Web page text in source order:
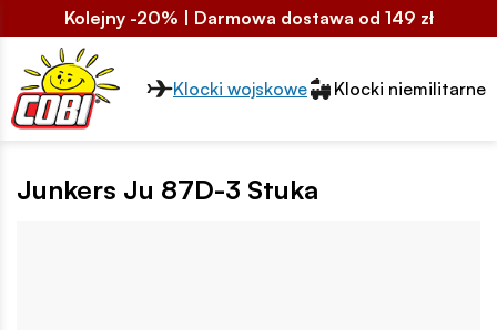
Kolejny -20% | Darmowa dostawa od 149 zł
Przełącznik segmentów2
Klocki wojskowe Klocki niemilitarne
Junkers Ju 87D-3 Stuka